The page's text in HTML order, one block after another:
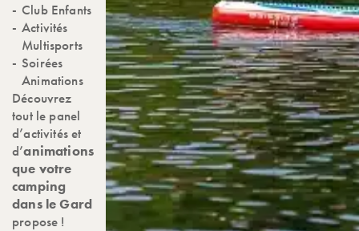
Club Enfants
Activités
Multisports
Soirées
Animations
Découvrez
tout le panel
d’activités et
d’animations
que votre
camping
dans le Gard
propose !